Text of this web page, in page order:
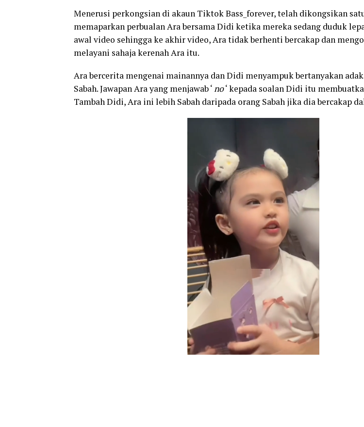
Menerusi perkongsian di akaun Tiktok Bass_forever, telah dikongsikan
memaparkan perbualan Ara bersama Didi ketika mereka sedang duduk
awal video sehingga ke akhir video, Ara tidak berhenti bercakap dan
melayani sahaja kerenah Ara itu.
Ara bercerita mengenai mainannya dan Didi menyampuk bertanyakan
Sabah. Jawapan Ara yang menjawab ‘no‘ kepada soalan Didi itu
Tambah Didi, Ara ini lebih Sabah daripada orang Sabah jika dia bercakap